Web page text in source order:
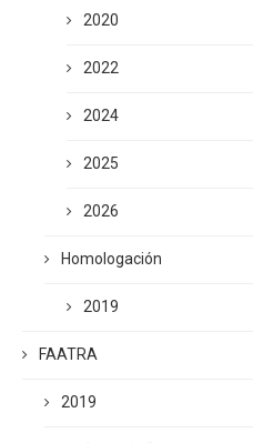
2020
2022
2024
2025
2026
Homologación
2019
FAATRA
2019